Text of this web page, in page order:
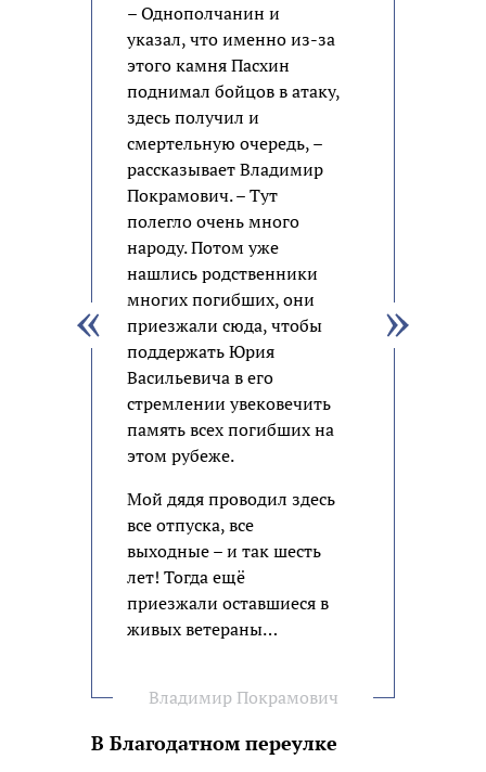
– Однополчанин и
указал, что именно из-за
этого камня Пасхин
поднимал бойцов в атаку,
здесь получил и
смертельную очередь, –
рассказывает Владимир
Покрамович. – Тут
полегло очень много
народу. Потом уже
нашлись родственники
многих погибших, они
приезжали сюда, чтобы
поддержать Юрия
Васильевича в его
стремлении увековечить
память всех погибших на
этом рубеже.
Мой дядя проводил здесь
все отпуска, все
выходные – и так шесть
лет! Тогда ещё
приезжали оставшиеся в
живых ветераны…
Владимир Покрамович
В Благодатном переулке